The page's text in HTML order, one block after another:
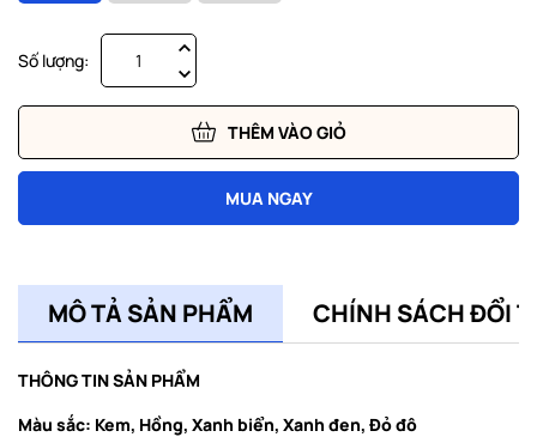
Số lượng:
THÊM VÀO GIỎ
MUA NGAY
MÔ TẢ SẢN PHẨM CHÍNH SÁCH ĐỔI
THÔNG TIN SẢN PHẨM
Màu sắc: Kem, Hồng, Xanh biển, Xanh đen, Đỏ đô